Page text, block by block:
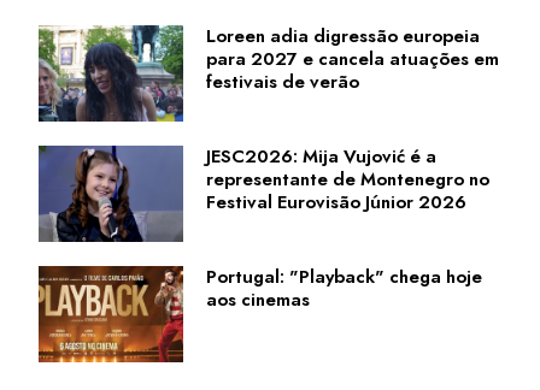
Loreen adia digressão europeia
para 2027 e cancela atuações em
festivais de verão
JESC2026: Mija Vujović é a
representante de Montenegro no
Festival Eurovisão Júnior 2026
Portugal: "Playback" chega hoje
aos cinemas